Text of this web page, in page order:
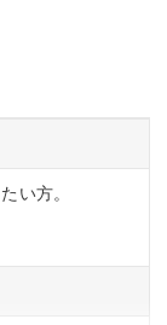
い方。